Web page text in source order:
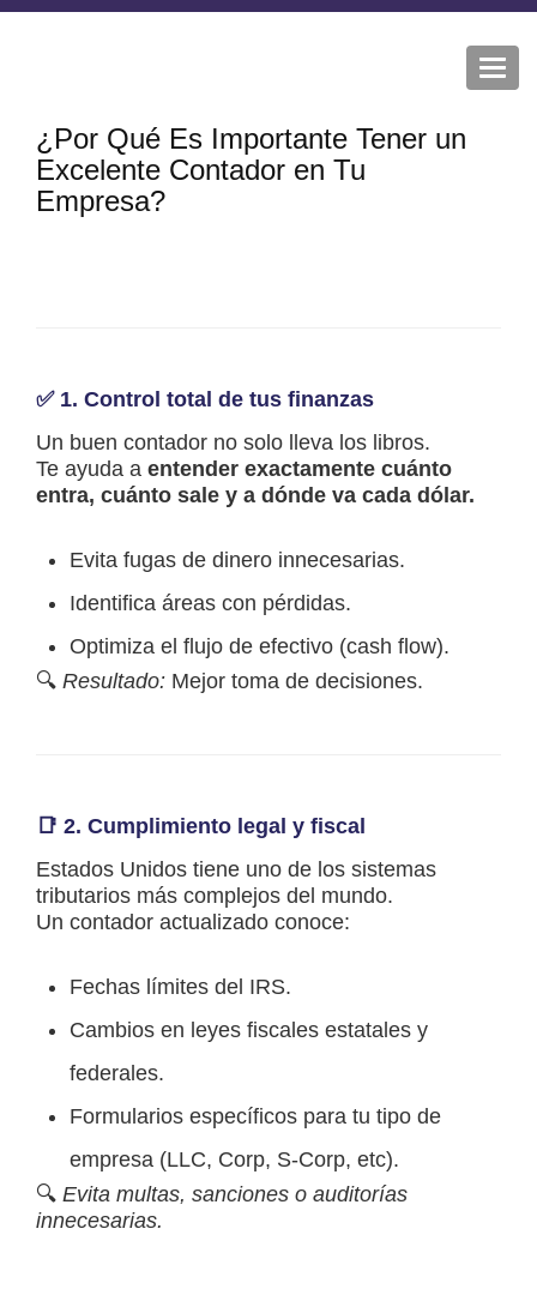
¿Por Qué Es Importante Tener un
Excelente Contador en Tu
Empresa?
✅ 1. Control total de tus finanzas
Un buen contador no solo lleva los libros.
Te ayuda a entender exactamente cuánto
entra, cuánto sale y a dónde va cada dólar.
Evita fugas de dinero innecesarias.
Identifica áreas con pérdidas.
Optimiza el flujo de efectivo (cash flow).
🔍 Resultado: Mejor toma de decisiones.
📑 2. Cumplimiento legal y fiscal
Estados Unidos tiene uno de los sistemas
tributarios más complejos del mundo.
Un contador actualizado conoce:
Fechas límites del IRS.
Cambios en leyes fiscales estatales y
federales.
Formularios específicos para tu tipo de
empresa (LLC, Corp, S-Corp, etc).
🔍 Evita multas, sanciones o auditorías
innecesarias.